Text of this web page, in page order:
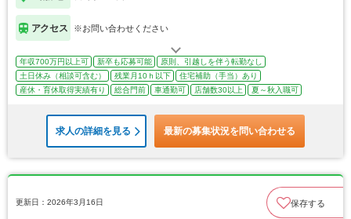
アクセス ※お問い合わせください
年収700万円以上可 新卒も応募可能
原則、引越しを伴う転勤なし
土日休み（相談可含む）
残業月10ｈ以下
住宅補助（手当）あり
産休・育休取得実績有り
総合門前 車通勤可 店舗数30以上 夏～秋入職可
求人の詳細を見る 最新の募集状況を問い合わせる
更新日：2026年3月16日 保存する